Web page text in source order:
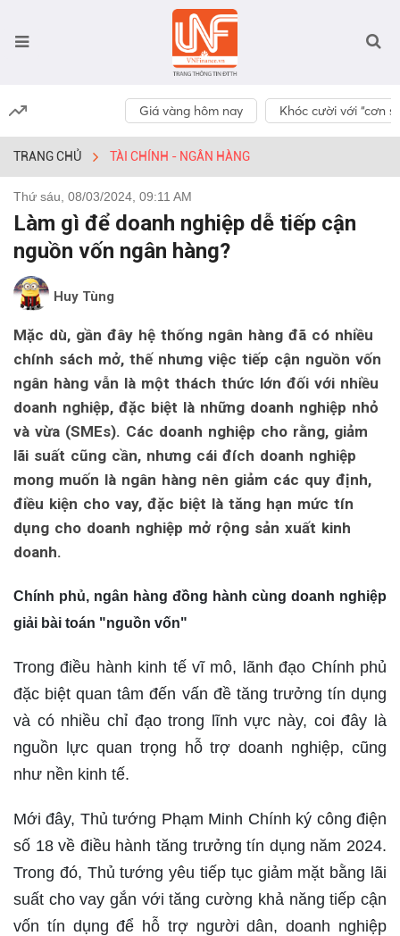
Giá vàng hôm nay Khóc cười với “cơn
TRANG CHỦ TÀI CHÍNH - NGÂN HÀNG
Thứ sáu, 08/03/2024, 09:11 AM
Làm gì để doanh nghiệp dễ tiếp cận
nguồn vốn ngân hàng?
Huy Tùng
Mặc dù, gần đây hệ thống ngân hàng đã có nhiều
chính sách mở, thế nhưng việc tiếp cận nguồn vốn
ngân hàng vẫn là một thách thức lớn đối với nhiều
doanh nghiệp, đặc biệt là những doanh nghiệp nhỏ
và vừa (SMEs). Các doanh nghiệp cho rằng, giảm
lãi suất cũng cần, nhưng cái đích doanh nghiệp
mong muốn là ngân hàng nên giảm các quy định,
điều kiện cho vay, đặc biệt là tăng hạn mức tín
dụng cho doanh nghiệp mở rộng sản xuất kinh
doanh.
Chính phủ, ngân hàng đồng hành cùng doanh nghiệp
giải bài toán "nguồn vốn"
Trong điều hành kinh tế vĩ mô, lãnh đạo Chính phủ
đặc biệt quan tâm đến vấn đề tăng trưởng tín dụng
và có nhiều chỉ đạo trong lĩnh vực này, coi đây là
nguồn lực quan trọng hỗ trợ doanh nghiệp, cũng
như nền kinh tế.
Mới đây, Thủ tướng Phạm Minh Chính ký công điện
số 18 về điều hành tăng trưởng tín dụng năm 2024.
Trong đó, Thủ tướng yêu tiếp tục giảm mặt bằng lãi
suất cho vay gắn với tăng cường khả năng tiếp cận
vốn tín dụng để hỗ trợ người dân, doanh nghiệp